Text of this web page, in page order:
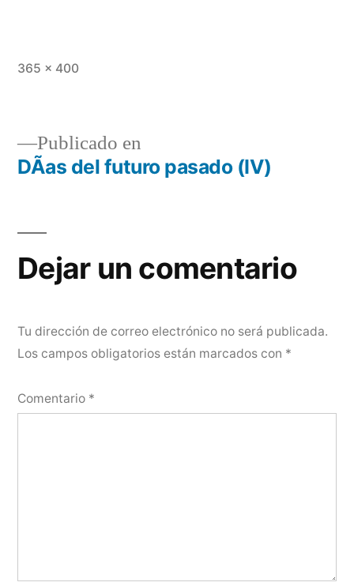
Tamaño
365 × 400
Navegación
entradas
Publicado en
DÃ­as del futuro pasado (IV)
Dejar un comentario
Tu dirección de correo electrónico no será publicada.
Los campos obligatorios están marcados con *
Comentario *